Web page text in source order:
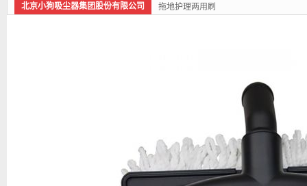
北京小狗吸尘器集团股份有限公司 拖地护理两用刷